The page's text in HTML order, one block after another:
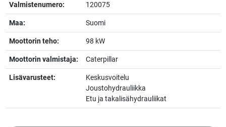
Valmistenumero: 120075
Maa: Suomi
Moottorin teho: 98 kW
Moottorin valmistaja: Caterpillar
Lisävarusteet:
Keskusvoitelu
Joustohydrauliikka
Etu ja takalisähydrauliikat